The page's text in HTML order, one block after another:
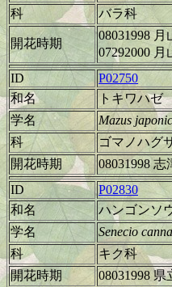
科
バラ科
開花時期
08031998
07292000
ID
P02750
和名
トキワハゼ
学名
Mazus
科
ゴマノハグ
開花時期
08031998 志
ID
P02830
和名
ハンゴンソ
学名
Senecio
科
キク科
開花時期
08031998